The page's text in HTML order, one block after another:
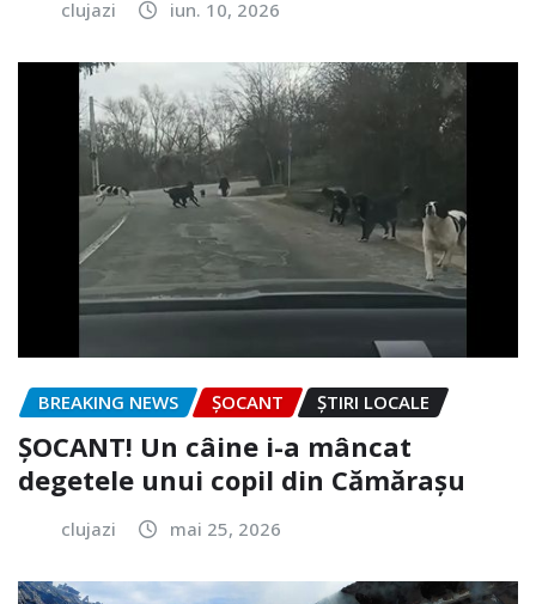
clujazi iun. 10, 2026
BREAKING NEWS ȘOCANT ȘTIRI LOCALE
ȘOCANT! Un câine i-a mâncat
degetele unui copil din Cămărașu
clujazi mai 25, 2026